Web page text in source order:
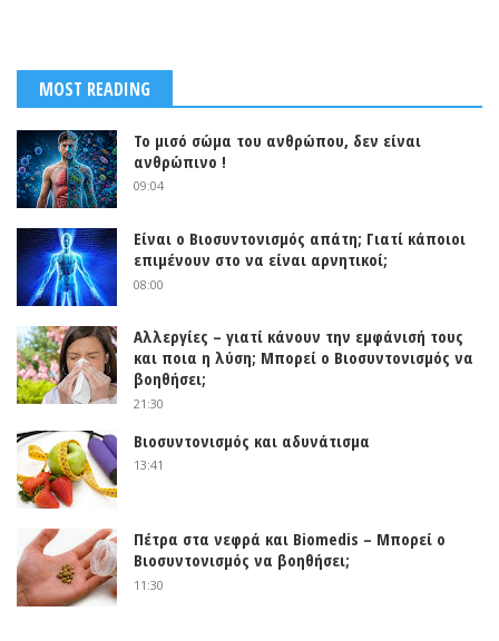
MOST READING
Το μισό σώμα του ανθρώπου, δεν είναι
ανθρώπινο !
09:04
Είναι ο Βιοσυντονισμός απάτη; Γιατί κάποιοι
επιμένουν στο να είναι αρνητικοί;
08:00
Αλλεργίες – γιατί κάνουν την εμφάνισή τους
και ποια η λύση; Μπορεί ο Βιοσυντονισμός να
βοηθήσει;
21:30
Βιοσυντονισμός και αδυνάτισμα
13:41
Πέτρα στα νεφρά και Biomedis – Μπορεί ο
Βιοσυντονισμός να βοηθήσει;
11:30